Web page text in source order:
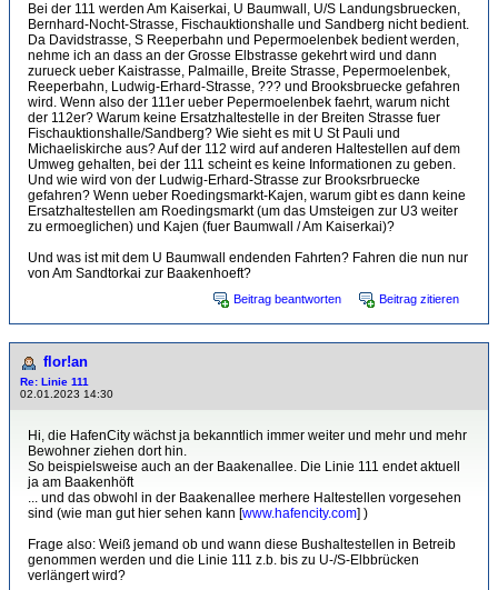
Bei der 111 werden Am Kaiserkai, U Baumwall, U/S Landungsbruecken,
Bernhard-Nocht-Strasse, Fischauktionshalle und Sandberg nicht bedient.
Da Davidstrasse, S Reeperbahn und Pepermoelenbek bedient werden,
nehme ich an dass an der Grosse Elbstrasse gekehrt wird und dann
zurueck ueber Kaistrasse, Palmaille, Breite Strasse, Pepermoelenbek,
Reeperbahn, Ludwig-Erhard-Strasse, ??? und Brooksbruecke gefahren
wird. Wenn also der 111er ueber Pepermoelenbek faehrt, warum nicht
der 112er? Warum keine Ersatzhaltestelle in der Breiten Strasse fuer
Fischauktionshalle/Sandberg? Wie sieht es mit U St Pauli und
Michaeliskirche aus? Auf der 112 wird auf anderen Haltestellen auf dem
Umweg gehalten, bei der 111 scheint es keine Informationen zu geben.
Und wie wird von der Ludwig-Erhard-Strasse zur Brooksrbruecke
gefahren? Wenn ueber Roedingsmarkt-Kajen, warum gibt es dann keine
Ersatzhaltestellen am Roedingsmarkt (um das Umsteigen zur U3 weiter
zu ermoeglichen) und Kajen (fuer Baumwall / Am Kaiserkai)?
Und was ist mit dem U Baumwall endenden Fahrten? Fahren die nun nur
von Am Sandtorkai zur Baakenhoeft?
Beitrag beantworten Beitrag zitieren
flor!an
Re: Linie 111
02.01.2023 14:30
Hi, die HafenCity wächst ja bekanntlich immer weiter und mehr und mehr
Bewohner ziehen dort hin.
So beispielsweise auch an der Baakenallee. Die Linie 111 endet aktuell
ja am Baakenhöft
... und das obwohl in der Baakenallee merhere Haltestellen vorgesehen
sind (wie man gut hier sehen kann [www.hafencity.com] )
Frage also: Weiß jemand ob und wann diese Bushaltestellen in Betreib
genommen werden und die Linie 111 z.b. bis zu U-/S-Elbbrücken
verlängert wird?